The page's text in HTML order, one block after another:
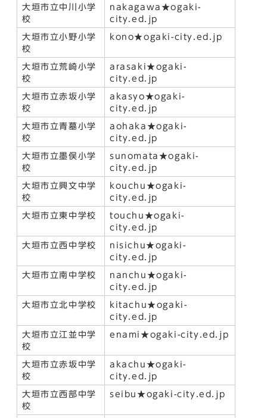
大垣市立中川小学
校
nakagawa★ogaki-
city.ed.jp
大垣市立小野小学
校
kono★ogaki-city.ed.jp
大垣市立荒崎小学
校
arasaki★ogaki-
city.ed.jp
大垣市立赤坂小学
校
akasyo★ogaki-
city.ed.jp
大垣市立青墓小学
校
aohaka★ogaki-
city.ed.jp
大垣市立墨俣小学
校
sunomata★ogaki-
city.ed.jp
大垣市立興文中学
校
kouchu★ogaki-
city.ed.jp
大垣市立東中学校
touchu★ogaki-
city.ed.jp
大垣市立西中学校
nisichu★ogaki-
city.ed.jp
大垣市立南中学校
nanchu★ogaki-
city.ed.jp
大垣市立北中学校
kitachu★ogaki-
city.ed.jp
大垣市立江並中学
校
enami★ogaki-city.ed.jp
大垣市立赤坂中学
校
akachu★ogaki-
city.ed.jp
大垣市立西部中学
校
seibu★ogaki-city.ed.jp